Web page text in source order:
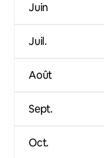
Juin
Juil.
Août
Sept.
Oct.